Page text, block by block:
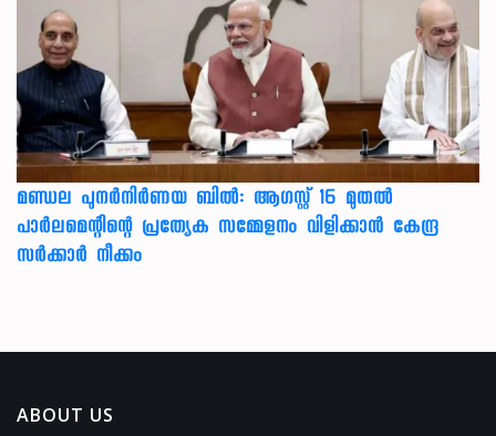
മണ്ഡല പുനർനിർണയ ബിൽ: ആഗസ്റ്റ് 16 മുതൽ
പാർലമെന്റിന്റെ പ്രത്യേക സമ്മേളനം വിളിക്കാൻ കേന്ദ്ര
സർക്കാർ നീക്കം
ABOUT US